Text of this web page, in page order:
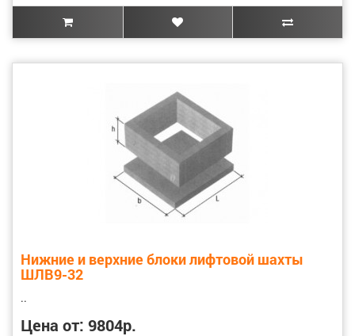
Нижние и верхние блоки лифтовой шахты
ШЛВ9-32
..
Цена от: 9804р.